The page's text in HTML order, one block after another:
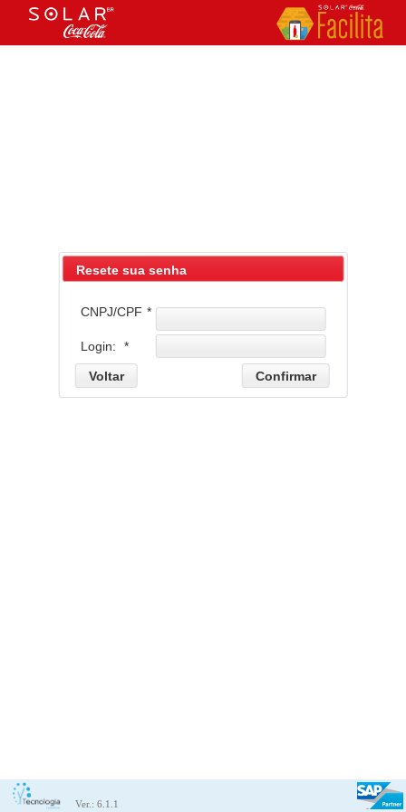
Resete sua senha
CNPJ/CPF *
Login: *
Voltar Confirmar
Ver.: 6.1.1